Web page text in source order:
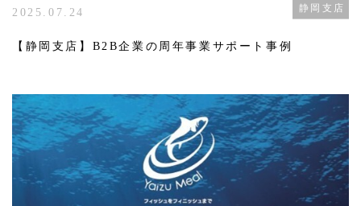
2025.07.24 静岡支店
【静岡支店】B2B企業の周年事業サポート事例